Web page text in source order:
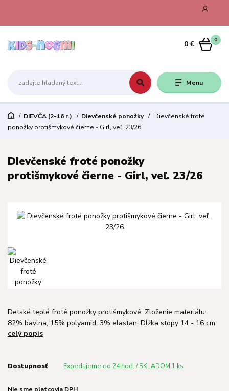
Menu
0
0 €
DIEVČA (2-16 r.) Dievčenské ponožky
Dievčenské froté
ponožky protišmykové čierne - Girl, veľ. 23/26
Dievčenské froté ponožky
protišmykové čierne - Girl, veľ. 23/26
Detské teplé froté ponožky protišmykové. Zloženie materiálu:
82% bavlna, 15% polyamid, 3% elastan. Dĺžka stopy 14 - 16 cm
celý popis
Dostupnosť Expedujeme do 24 hod. / SKLADOM 1 ks